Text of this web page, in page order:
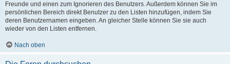
Freunde und einen zum Ignorieren des Benutzers. Außerdem können Sie im
persönlichen Bereich direkt Benutzer zu den Listen hinzufügen, indem Sie
deren Benutzernamen eingeben. An gleicher Stelle können Sie sie auch
wieder von den Listen entfernen.
Nach oben